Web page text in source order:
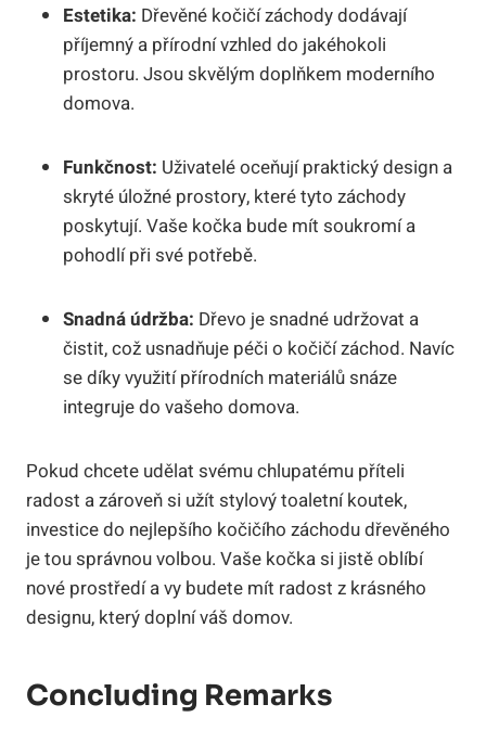
Estetika: Dřevěné kočičí záchody dodávají
příjemný a přírodní vzhled do jakéhokoli
prostoru. Jsou skvělým doplňkem moderního
domova.
Funkčnost: Uživatelé oceňují praktický design a
skryté úložné prostory, které tyto záchody
poskytují. Vaše kočka bude mít soukromí a
pohodlí při své potřebě.
Snadná údržba: Dřevo je snadné udržovat a
čistit, což usnadňuje péči o kočičí záchod. Navíc
se díky využití přírodních materiálů snáze
integruje do vašeho domova.
Pokud chcete udělat svému chlupatému příteli
radost a zároveň si užít stylový toaletní koutek,
investice do nejlepšího kočičího záchodu dřevěného
je tou správnou volbou. Vaše kočka si jistě oblíbí
nové prostředí a vy budete mít radost z krásného
designu, který doplní váš domov.
Concluding Remarks